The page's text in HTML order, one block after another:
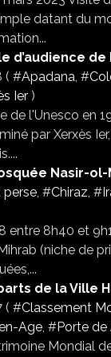
datant du
d’audience de
( #Apadana, #
Ier )
de l'Unesco en
par Xerxès
Nasir-ol-
perse, #Chiraz, #
entre 8h40 et
(niche de
de la Ville
( #Classement
Age, #Porte de
Mondial